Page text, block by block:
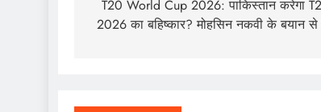
navigation
T20 World Cup 2026: पाकिस्तान करेगा
2026 का बहिष्कार? मोहसिन नकवी के बयान